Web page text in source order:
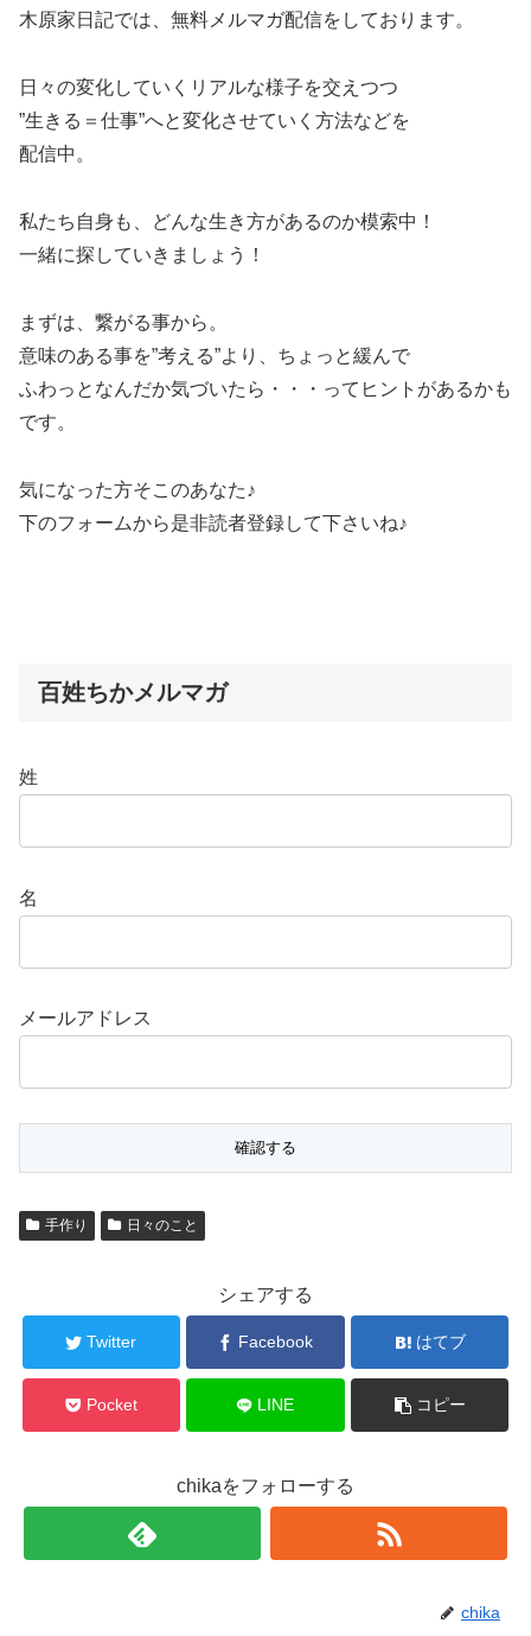
木原家日記では、無料メルマガ配信をしております。
日々の変化していくリアルな様子を交えつつ
”生きる＝仕事”へと変化させていく方法などを
配信中。
私たち自身も、どんな生き方があるのか模索中！
一緒に探していきましょう！
まずは、繋がる事から。
意味のある事を”考える”より、ちょっと緩んで
ふわっとなんだか気づいたら・・・ってヒントがあるかも
です。
気になった方そこのあなた♪
下のフォームから是非読者登録して下さいね♪
百姓ちかメルマガ
姓
名
メールアドレス
手作り 日々のこと
シェアする
Twitter Facebook はてブ
Pocket LINE コピー
chikaをフォローする
chika